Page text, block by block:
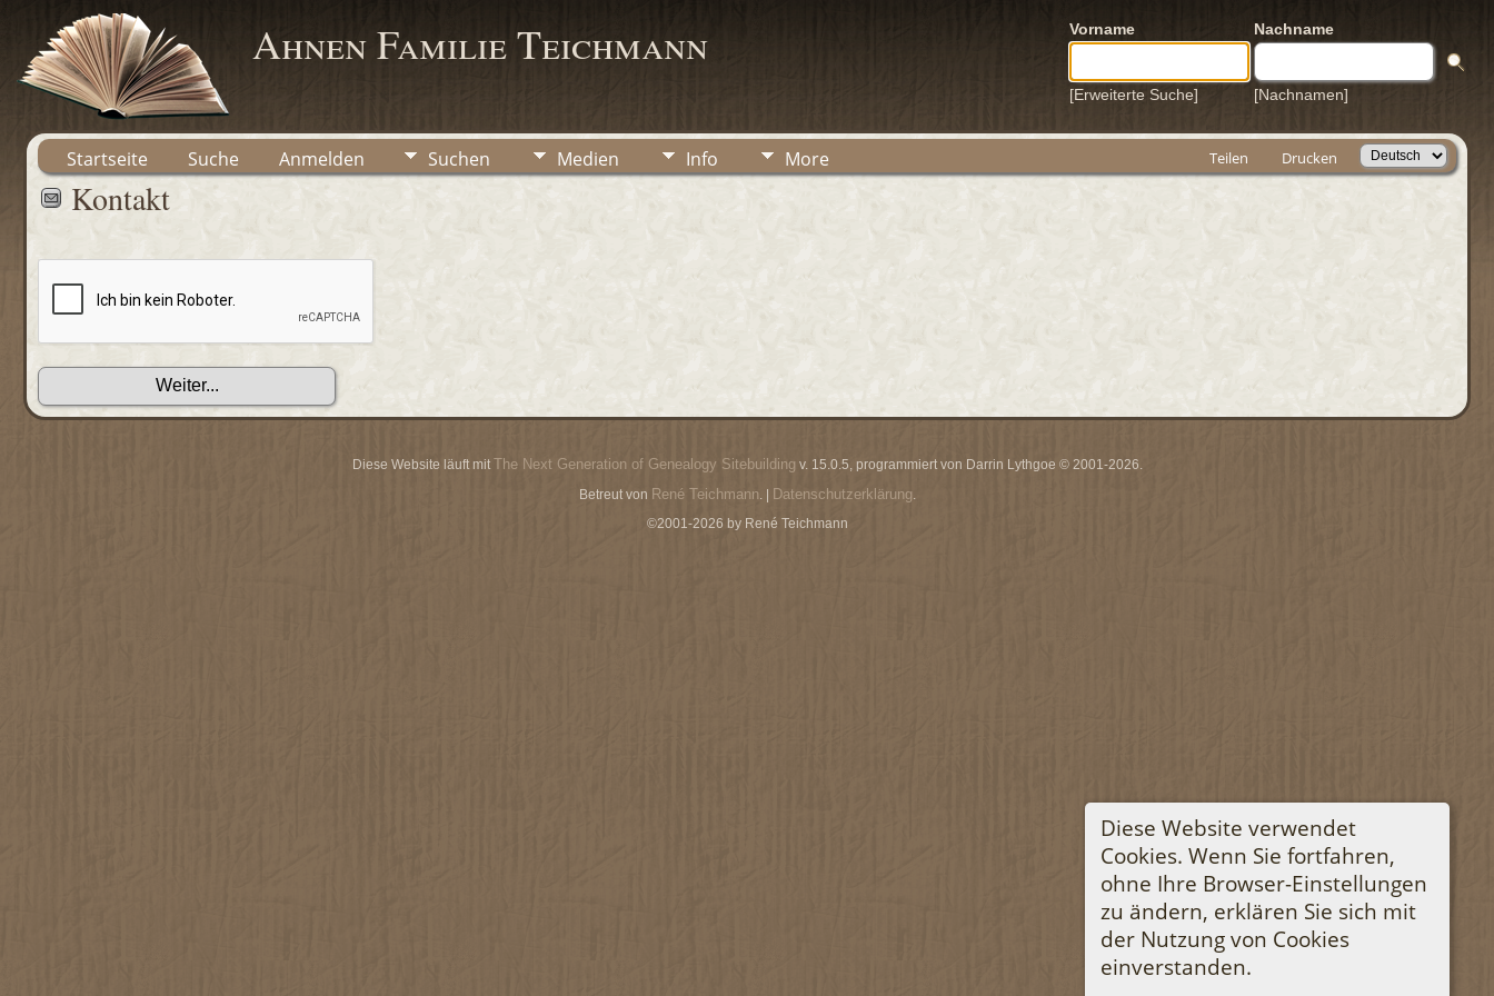
Ahnen Familie Teichmann Vorname Nachname
[Erweiterte Suche] [Nachnamen]
Startseite Suche Anmelden Suchen Medien Info More Teilen Drucken
Diese Website verwendet
Cookies. Wenn Sie fortfahren,
ohne Ihre Browser-Einstellungen
zu ändern, erklären Sie sich mit
der Nutzung von Cookies
einverstanden.
Kontakt
Diese Website läuft mit The Next Generation of Genealogy Sitebuilding v. 15.0.5, programmiert von Darrin Lythgoe © 2001-2026.
Betreut von René Teichmann . | Datenschutzerklärung
©2001-2026 by René Teichmann